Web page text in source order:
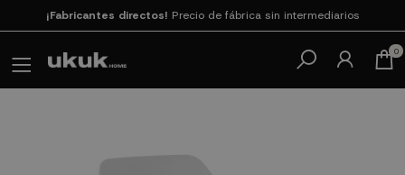
¡Fabricantes directos! Precio de fábrica sin intermediarios
0